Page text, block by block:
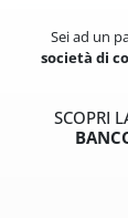
Sei ad un
società di
SCOPRI